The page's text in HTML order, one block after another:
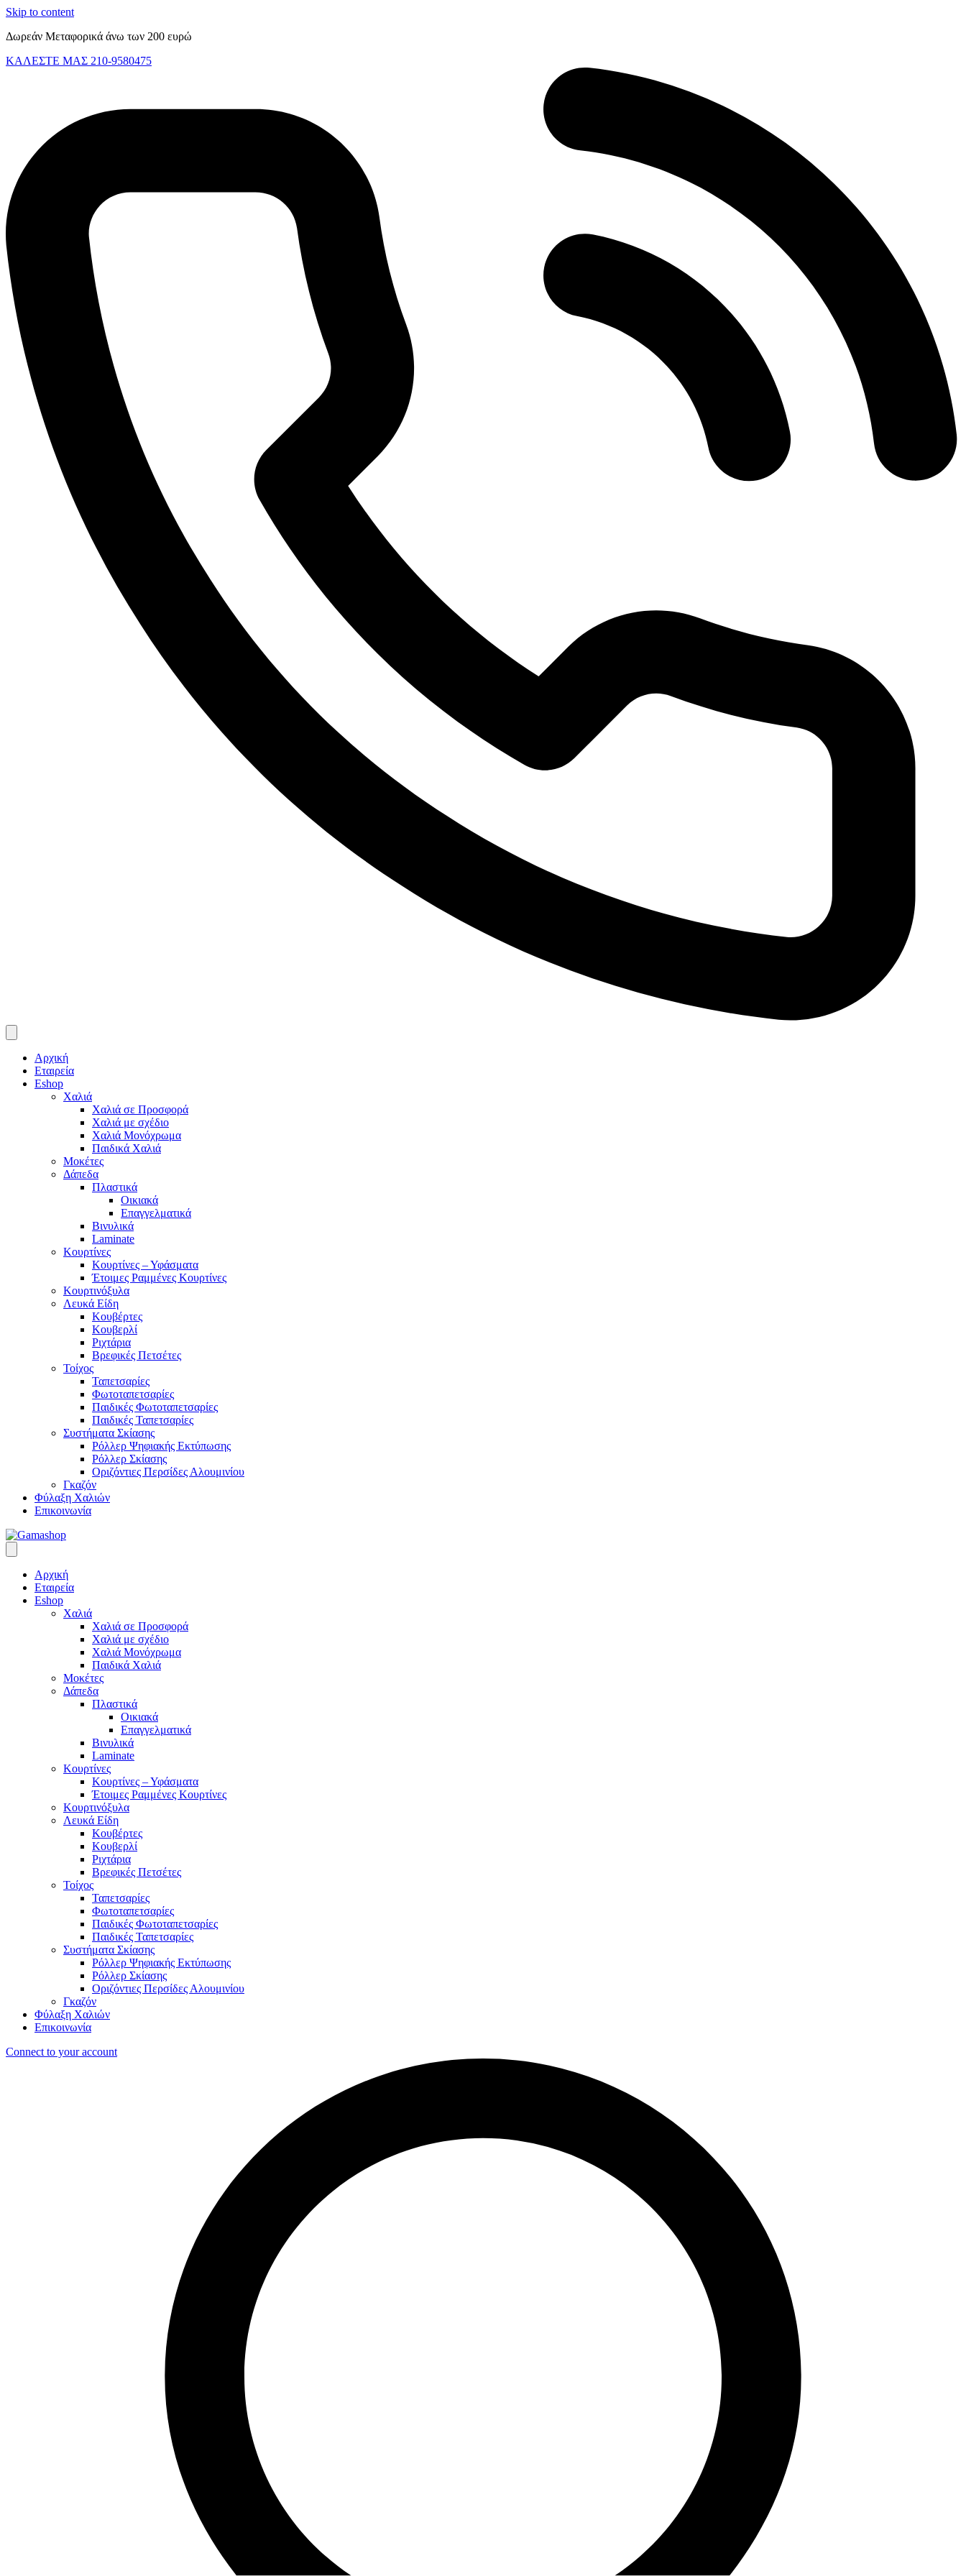
Skip to content
Δωρεάν Μεταφορικά άνω των 200 ευρώ
ΚΑΛΕΣΤΕ ΜΑΣ 210-9580475
Αρχική
Εταιρεία
Eshop
Χαλιά
Χαλιά σε Προσφορά
Χαλιά με σχέδιο
Χαλιά Μονόχρωμα
Παιδικά Χαλιά
Μοκέτες
Δάπεδα
Πλαστικά
Οικιακά
Επαγγελματικά
Βινυλικά
Laminate
Κουρτίνες
Κουρτίνες – Υφάσματα
Έτοιμες Ραμμένες Κουρτίνες
Κουρτινόξυλα
Λευκά Είδη
Κουβέρτες
Κουβερλί
Ριχτάρια
Βρεφικές Πετσέτες
Τοίχος
Ταπετσαρίες
Φωτοταπετσαρίες
Παιδικές Φωτοταπετσαρίες
Παιδικές Ταπετσαρίες
Συστήματα Σκίασης
Ρόλλερ Ψηφιακής Εκτύπωσης
Ρόλλερ Σκίασης
Οριζόντιες Περσίδες Αλουμινίου
Γκαζόν
Φύλαξη Χαλιών
Επικοινωνία
Αρχική
Εταιρεία
Eshop
Χαλιά
Χαλιά σε Προσφορά
Χαλιά με σχέδιο
Χαλιά Μονόχρωμα
Παιδικά Χαλιά
Μοκέτες
Δάπεδα
Πλαστικά
Οικιακά
Επαγγελματικά
Βινυλικά
Laminate
Κουρτίνες
Κουρτίνες – Υφάσματα
Έτοιμες Ραμμένες Κουρτίνες
Κουρτινόξυλα
Λευκά Είδη
Κουβέρτες
Κουβερλί
Ριχτάρια
Βρεφικές Πετσέτες
Τοίχος
Ταπετσαρίες
Φωτοταπετσαρίες
Παιδικές Φωτοταπετσαρίες
Παιδικές Ταπετσαρίες
Συστήματα Σκίασης
Ρόλλερ Ψηφιακής Εκτύπωσης
Ρόλλερ Σκίασης
Οριζόντιες Περσίδες Αλουμινίου
Γκαζόν
Φύλαξη Χαλιών
Επικοινωνία
Connect to your account